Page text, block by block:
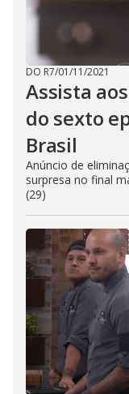
DO R7/01/11/2021
Assista
do sexto
Brasil
Anúncio de
surpresa no final
(29)